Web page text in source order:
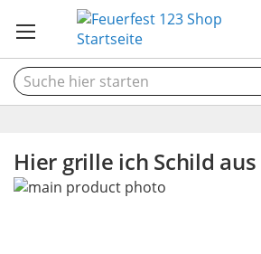
Hier grille ich Schild
Skip